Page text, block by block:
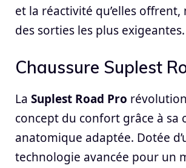
et la réactivité qu’elles offrent,
des sorties les plus exigeantes.
Chaussure Suplest
La Suplest Road Pro
concept du confort grâce à sa
anatomique adaptée. Dotée
technologie avancée pour un